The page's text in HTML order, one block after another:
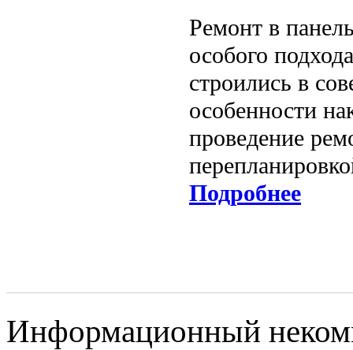
Ремонт в
особого
строились в
особенности
проведение
Подробнее
Информационный